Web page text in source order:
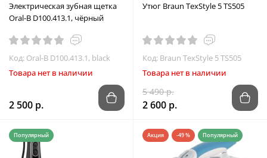
Электрическая зубная щетка
Oral-B D100.413.1, чёрный
Код: Oral-B D100.413.1, black
Товара нет в наличии
2 500 р.
Утюг Braun TexStyle 5 TS505
Код: Braun TexStyle 5 TS505
Товара нет в наличии
5 490 р.
2 600 р.
Популярный Акция -49 % Популярный